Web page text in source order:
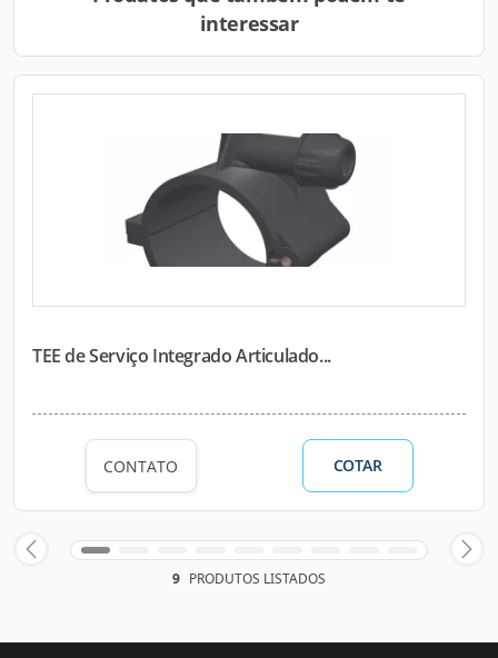
interessar
TEE de Serviço Integrado Articulado...
CONTATO COTAR
9 PRODUTOS LISTADOS